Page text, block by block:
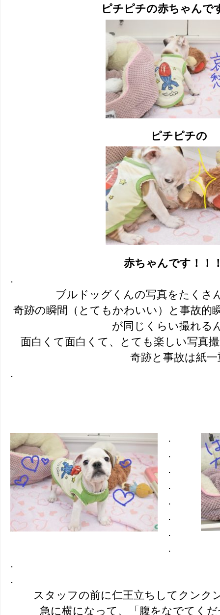
ピチピチの赤ちゃんで
ピチピチの
赤ちゃんです！！
.
ブルドッグくんの写真をたくさ
奇跡の瞬間（とてもかわいい）と事故的
が同じくらい撮れる
面白くて面白くて、とても楽しい写真
奇跡と事故は紙一
.
.
.
.
.
.
.
.
.
.
.
スタッフの前に仁王立ちしてクンク
急に横になって、「腹をなでてく